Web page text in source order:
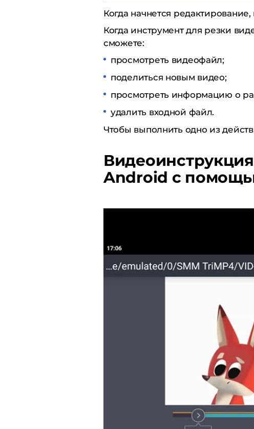
Когда начнется
Когда инструмент для резки
сможете:
просмотреть видеофайл;
поделиться новым видео;
просмотреть информацию о
удалить входной файл.
Чтобы выполнить одно из
Android с